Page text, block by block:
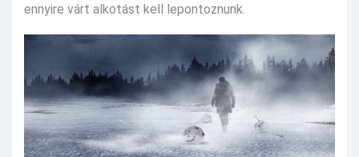
ennyire várt alkotást kell lepontoznunk.